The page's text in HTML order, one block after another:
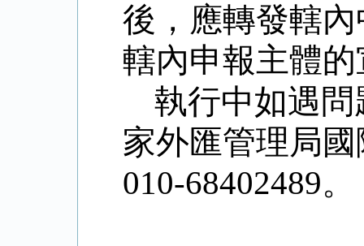
後，應轉發轄
轄內申報主體
執行中如遇
家外匯管理局
010-68402489。